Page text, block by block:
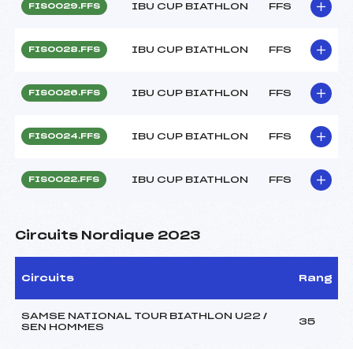
FIS0029.FFS IBU CUP BIATHLON FFS
FIS0028.FFS IBU CUP BIATHLON FFS
FIS0026.FFS IBU CUP BIATHLON FFS
FIS0024.FFS IBU CUP BIATHLON FFS
FIS0022.FFS IBU CUP BIATHLON FFS
Circuits Nordique 2023
Circuits Rang
SAMSE NATIONAL TOUR BIATHLON U22 /
SEN HOMMES
35